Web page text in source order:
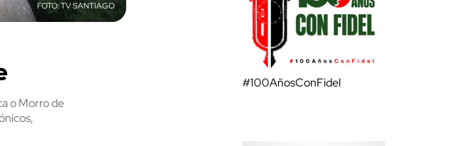
TV SANTIAGO
o Morro de
#100AñosConFidel